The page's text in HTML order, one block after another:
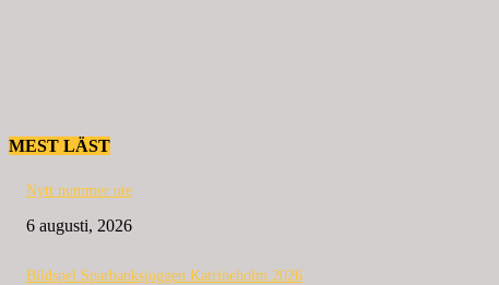
MEST LÄST
Nytt nummer ute
6 augusti, 2026
Bildspel Sparbanksjoggen Katrineholm 2026